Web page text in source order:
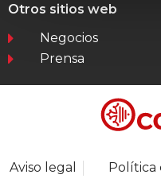
Otros sitios web
Negocios
Prensa
Aviso legal Política